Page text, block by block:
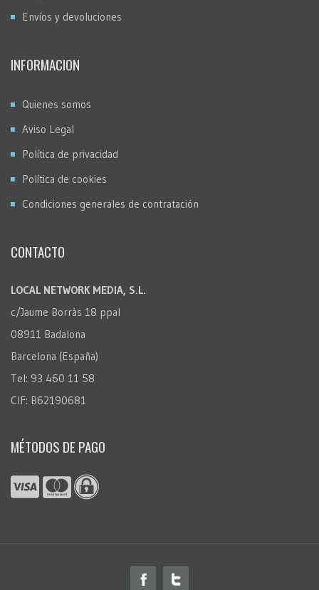
Envíos y devoluciones
INFORMACION
Quienes somos
Aviso Legal
Política de privacidad
Política de cookies
Condiciones generales de contratación
CONTACTO
LOCAL NETWORK MEDIA, S.L.
c/Jaume Borràs 18 ppal
08911 Badalona
Barcelona (España)
Tel: 93 460 11 58
CIF: B62190681
MÉTODOS DE PAGO